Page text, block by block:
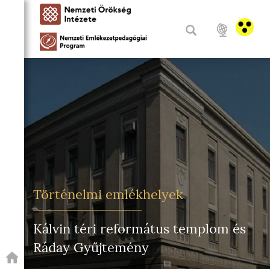
Történelmi emlékhelyek
Kálvin téri református templom és
Ráday Gyűjtemény